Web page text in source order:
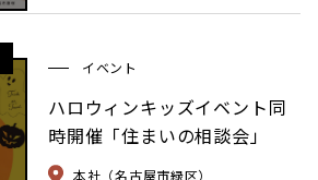
イベント
ハロウィンキッズイベント同
時開催「住まいの相談会」
本社（名古屋市緑区）